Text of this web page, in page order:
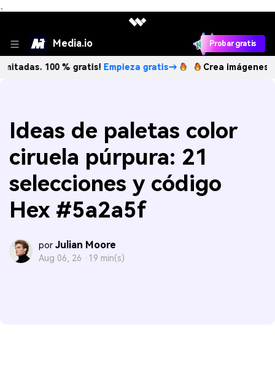
、
Media.io Probar gratis
% gratis! Empieza gratis→ Crea imágenes IA
Ideas de paletas color
ciruela púrpura: 21
selecciones y código
Hex #5a2a5f
por Julian Moore
Aug 06, 26 · 19 min(s)